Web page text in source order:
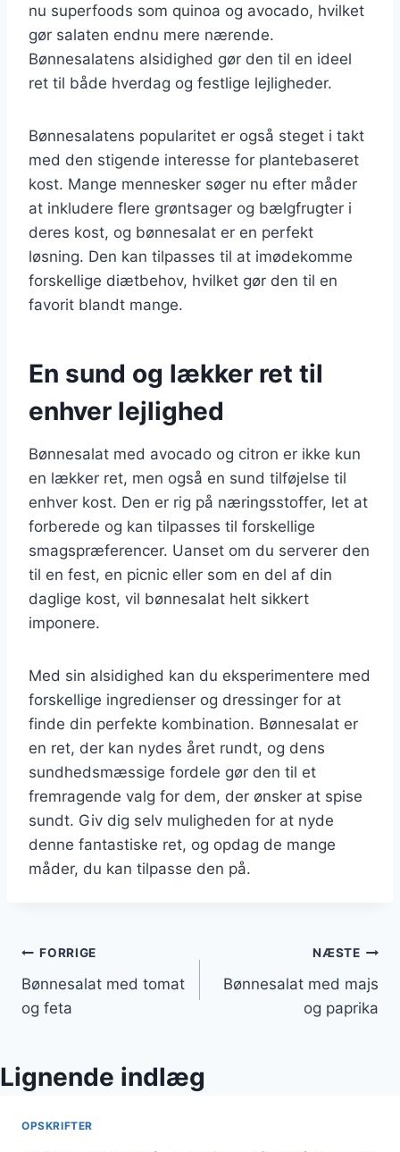
nu superfoods som quinoa og avocado, hvilket
gør salaten endnu mere nærende.
Bønnesalatens alsidighed gør den til en ideel
ret til både hverdag og festlige lejligheder.
Bønnesalatens popularitet er også steget i takt
med den stigende interesse for plantebaseret
kost. Mange mennesker søger nu efter måder
at inkludere flere grøntsager og bælgfrugter i
deres kost, og bønnesalat er en perfekt
løsning. Den kan tilpasses til at imødekomme
forskellige diætbehov, hvilket gør den til en
favorit blandt mange.
En sund og lækker ret til
enhver lejlighed
Bønnesalat med avocado og citron er ikke kun
en lækker ret, men også en sund tilføjelse til
enhver kost. Den er rig på næringsstoffer, let at
forberede og kan tilpasses til forskellige
smagspræferencer. Uanset om du serverer den
til en fest, en picnic eller som en del af din
daglige kost, vil bønnesalat helt sikkert
imponere.
Med sin alsidighed kan du eksperimentere med
forskellige ingredienser og dressinger for at
finde din perfekte kombination. Bønnesalat er
en ret, der kan nydes året rundt, og dens
sundhedsmæssige fordele gør den til et
fremragende valg for dem, der ønsker at spise
sundt. Giv dig selv muligheden for at nyde
denne fantastiske ret, og opdag de mange
måder, du kan tilpasse den på.
Indlægsnavigation
FORRIGE
Bønnesalat med tomat
og feta
NÆSTE
Bønnesalat med majs
og paprika
Lignende indlæg
OPSKRIFTER